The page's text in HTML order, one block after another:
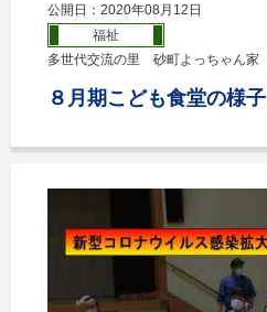
公開日：2020年08月12日
福祉
多世代交流の里 砂町よっちゃん家
８月期こども食堂の様子